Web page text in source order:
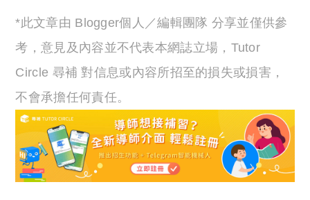
*此文章由 Blogger個人／編輯團隊 分享並僅供參
考，意見及內容並不代表本網誌立場，Tutor
Circle 尋補 對信息或內容所招至的損失或損害，
不會承擔任何責任。